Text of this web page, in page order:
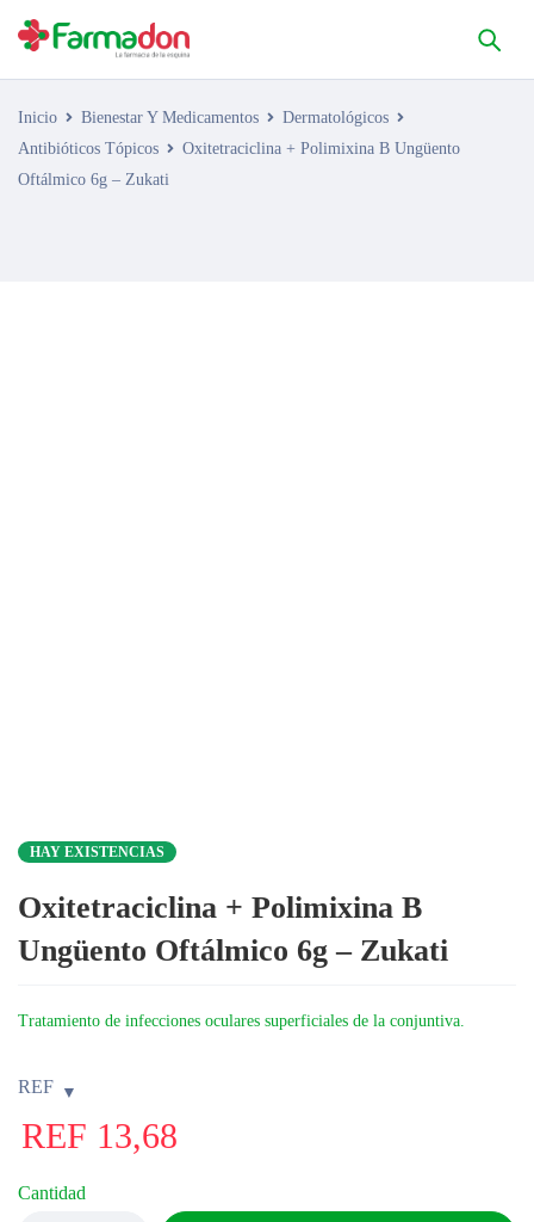
Inicio Bienestar Y Medicamentos
Dermatológicos
Antibióticos Tópicos
Oxitetraciclina + Polimixina B Ungüento
Oftálmico 6g – Zukati
HAY EXISTENCIAS
Oxitetraciclina + Polimixina B
Ungüento Oftálmico 6g – Zukati
Tratamiento de infecciones oculares superficiales de la conjuntiva.
REF
REF 13,68
Cantidad